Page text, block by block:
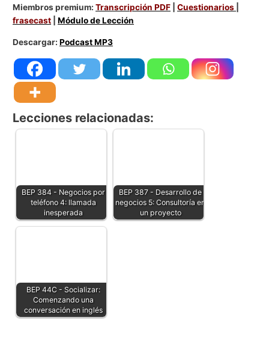
Miembros premium:Transcripción PDF |Cuestionarios
frasecast |Módulo de Lección
Descargar:Podcast MP3
Lecciones relacionadas:
BEP 384 - Negocios por
teléfono 4: llamada
inesperada
BEP 387 - Desarrollo de
negocios 5: Consultoría en
un proyecto
BEP 44C - Socializar:
Comenzando una
conversación en inglés